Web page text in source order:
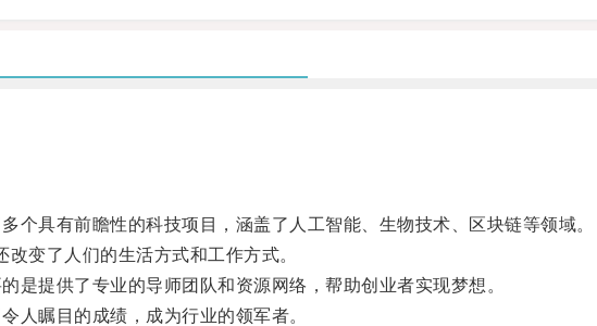
具有前瞻性的科技项目，涵盖了人工智能、生物技术、区块链等领域。
变了人们的生活方式和工作方式。
提供了专业的导师团队和资源网络，帮助创业者实现梦想。
瞩目的成绩，成为行业的领军者。